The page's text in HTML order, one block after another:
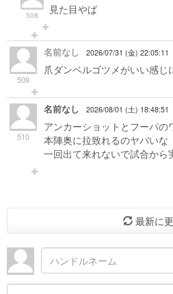
508 見た目やば
509
名前なし 2026/07/31 (金) 22:05:11
爪ダンベルゴツメがいい感じ
510
名前なし 2026/08/01 (土) 18:48:51
アンカーショットとフーパ
本陣奥に拉致れるのヤバいな
一回出て来れないで試合から
最新に